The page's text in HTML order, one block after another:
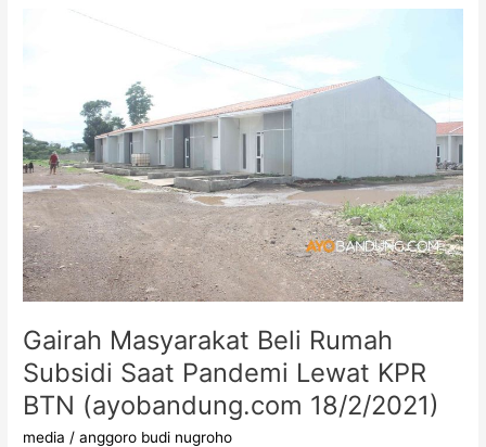
Gairah Masyarakat Beli Rumah
Subsidi Saat Pandemi Lewat KPR
BTN (ayobandung.com 18/2/2021)
media /anggoro budi nugroho
Saat
Pandemi
Lewat
KPR
BTN
(ayobandung.com
18/2/2021)